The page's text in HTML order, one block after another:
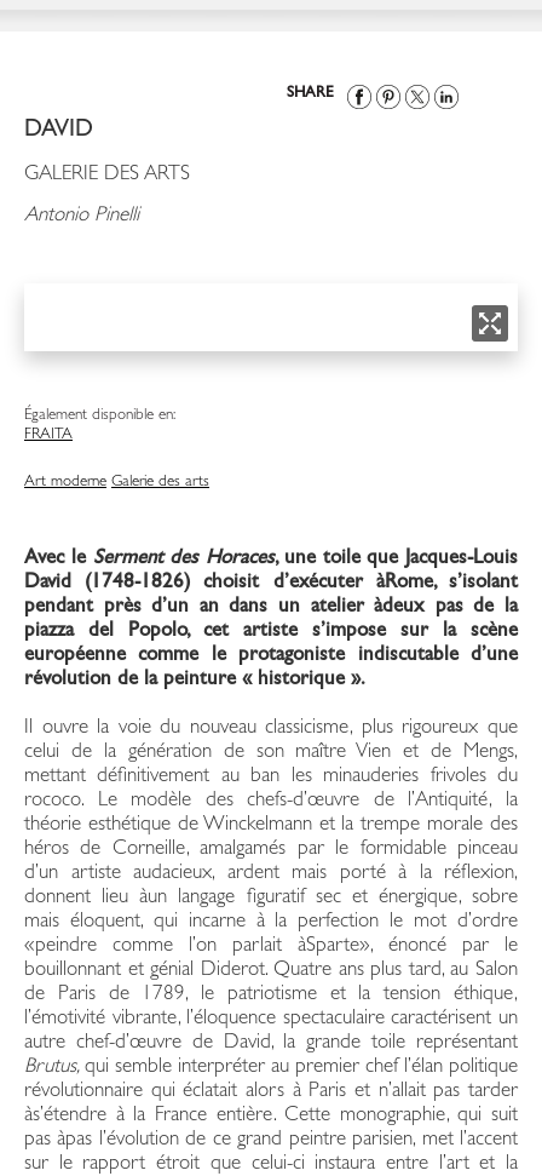
SHARE
DAVID
GALERIE DES ARTS
Antonio Pinelli
Également disponible en:
FRAITA
Art moderne Galerie des arts
Avec le Serment des Horaces, une toile que Jacques-Louis
David (1748-1826) choisit d’exécuter àRome, s’isolant
pendant près d’un an dans un atelier àdeux pas de la
piazza del Popolo, cet artiste s’impose sur la scène
européenne comme le protagoniste indiscutable d’une
révolution de la peinture « historique ».
Il ouvre la voie du nouveau classicisme, plus rigoureux que
celui de la génération de son maître Vien et de Mengs,
mettant définitivement au ban les minauderies frivoles du
rococo. Le modèle des chefs-d’œuvre de l’Antiquité, la
théorie esthétique de Winckelmann et la trempe morale des
héros de Corneille, amalgamés par le formidable pinceau
d’un artiste audacieux, ardent mais porté à la réflexion,
donnent lieu àun langage figuratif sec et énergique, sobre
mais éloquent, qui incarne à la perfection le mot d’ordre
«peindre comme l’on parlait àSparte», énoncé par le
bouillonnant et génial Diderot. Quatre ans plus tard, au Salon
de Paris de 1789, le patriotisme et la tension éthique,
l’émotivité vibrante, l’éloquence spectaculaire caractérisent un
autre chef-d’œuvre de David, la grande toile représentant
Brutus, qui semble interpréter au premier chef l’élan politique
révolutionnaire qui éclatait alors à Paris et n’allait pas tarder
às’étendre à la France entière. Cette monographie, qui suit
pas àpas l’évolution de ce grand peintre parisien, met l’accent
sur le rapport étroit que celui-ci instaura entre l’art et la